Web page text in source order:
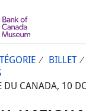
BILLET
CANADA, 10